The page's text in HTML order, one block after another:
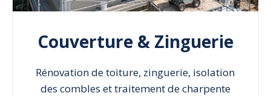
Couverture & Zinguerie
Rénovation de toiture, zinguerie, isolation
des combles et traitement de charpente